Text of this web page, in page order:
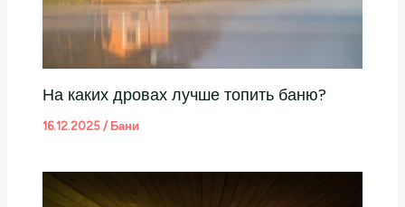
На каких дровах лучше топить баню?
16.12.2025 / Бани